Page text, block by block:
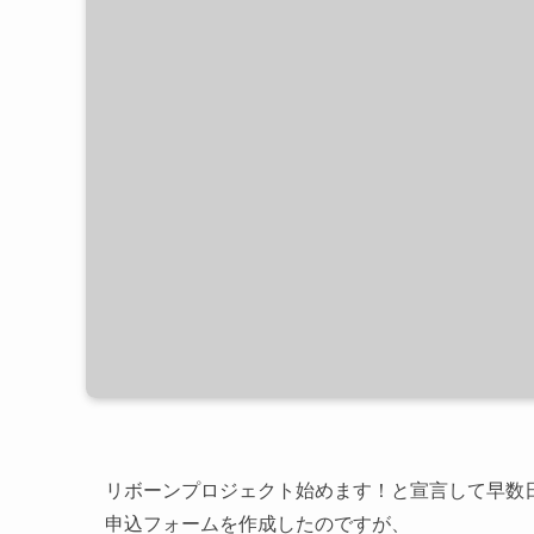
リボーンプロジェクト始めます！と宣言して早数
申込フォームを作成したのですが、